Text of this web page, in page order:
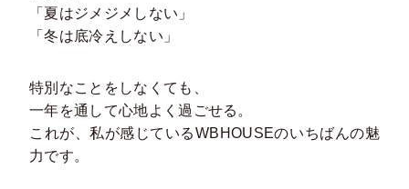
「夏はジメジメしない」
「冬は底冷えしない」
特別なことをしなくても、
一年を通して心地よく過ごせる。
これが、私が感じているWBHOUSEのいちばんの魅
力です。